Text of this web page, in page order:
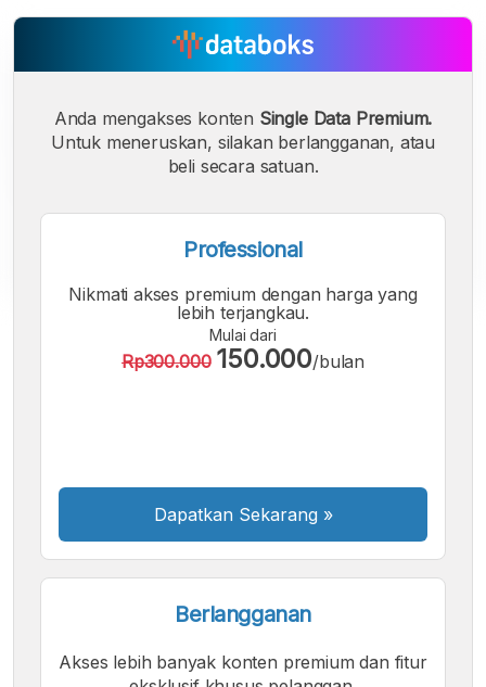
Font
Kecil
A
FontFont
Anda mengakses konten Single Data Premium.
Untuk meneruskan, silakan berlangganan, atau
beli secara satuan.
Professional
Nikmati akses premium dengan harga yang
lebih terjangkau.
Mulai dari
Rp300.000 150.000/bulan
Dapatkan Sekarang »
Berlangganan
Akses lebih banyak konten premium dan fitur